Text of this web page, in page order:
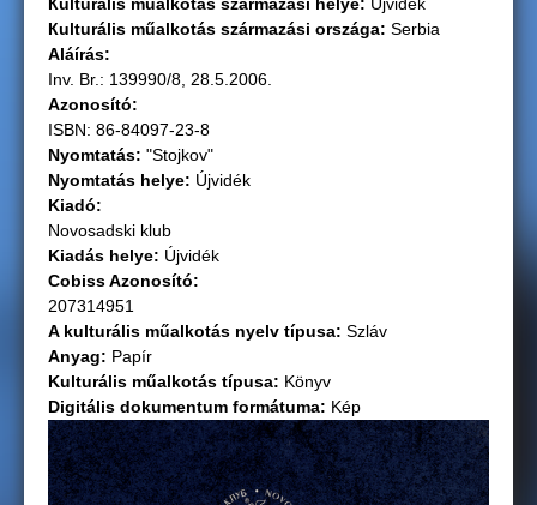
h
e
l
y
Кulturális műalkotás származási országа: Serbia
Aláírás:
Inv. Br.: 139990/8, 28.5.2006.
Azonosító:
ISBN: 86-84097-23-8
Nyomtatás: "Stojkov"
Nyomtatás helye: Újvidék
Kiadó:
Novosadski klub
Kiadás helye: Újvidék
Cobiss Azonosító:
207314951
A kulturális műalkotás nyelv típusa: Szláv
Anyag: Papír
Kulturális műalkotás típusa: Könyv
Digitális dokumentum formátuma: Kép